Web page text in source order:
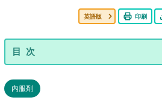
英語版 印刷
内服剤